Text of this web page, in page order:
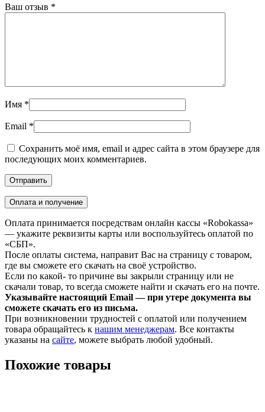
Ваш отзыв *
Имя *
Email *
Сохранить моё имя, email и адрес сайта в этом браузере для
последующих моих комментариев.
Оплата и получение
Оплата принимается посредствам онлайн кассы «Robokassa»
— укажите реквизиты карты или воспользуйтесь оплатой по
«СБП».
После оплаты система, направит Вас на страницу с товаром,
где вы сможете его скачать на своё устройство.
Если по какой- то причине вы закрыли страницу или не
скачали товар, то всегда сможете найти и скачать его на почте.
Указывайте настоящий Email — при утере документа вы
сможете скачать его из письма.
При возникновении трудностей с оплатой или получением
товара обращайтесь к нашим менеджерам. Все контакты
указаны на сайте, можете выбрать любой удобный.
Похожие товары